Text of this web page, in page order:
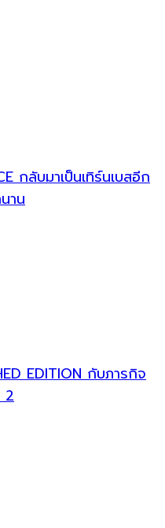
กลับมาเป็นเทิร์นเบสอีก
าน
EDITION กับภารกิจ
2